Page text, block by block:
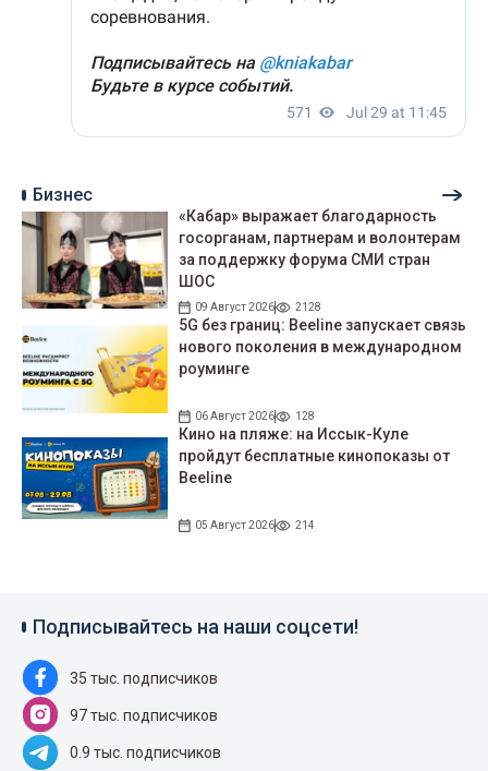
Бизнес
«Кабар» выражает благодарность
госорганам, партнерам и волонтерам
за поддержку форума СМИ стран
ШОС
09 Август 2026 2128
5G без границ: Beeline запускает связь
нового поколения в международном
роуминге
06 Август 2026 128
Кино на пляже: на Иссык-Куле
пройдут беcплатные кинопоказы от
Beeline
05 Август 2026 214
Подписывайтесь на наши соцсети!
35 тыс. подписчиков
97 тыс. подписчиков
0.9 тыс. подписчиков